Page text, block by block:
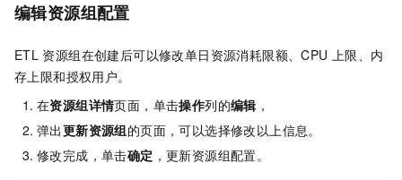
编辑资源组配置
ETL 资源组在创建后可以修改单日资源消耗限额、CPU 上限、内
存上限和授权用户。
在资源组详情页面，单击操作列的编辑 ，
弹出更新资源组的页面，可以选择修改以上信息。
修改完成，单击确定 ，更新资源组配置。